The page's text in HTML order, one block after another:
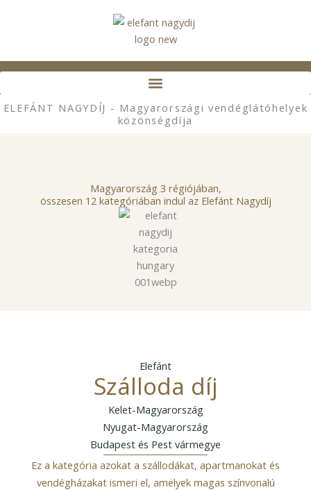
ELEFÁNT NAGYDÍJ - Magyarországi vendéglátóhelyek
közönségdíja
Magyarország 3 régiójában,
összesen 12 kategóriában indul az Elefánt Nagydíj
Elefánt
Szálloda díj
Kelet-Magyarország
Nyugat-Magyarország
Budapest és Pest vármegye
Ez a kategória azokat a szállodákat, apartmanokat és
vendégházakat ismeri el, amelyek magas színvonalú